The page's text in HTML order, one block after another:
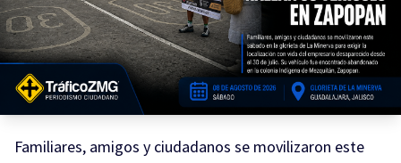
Familiares, amigos y ciudadanos se movilizaron este